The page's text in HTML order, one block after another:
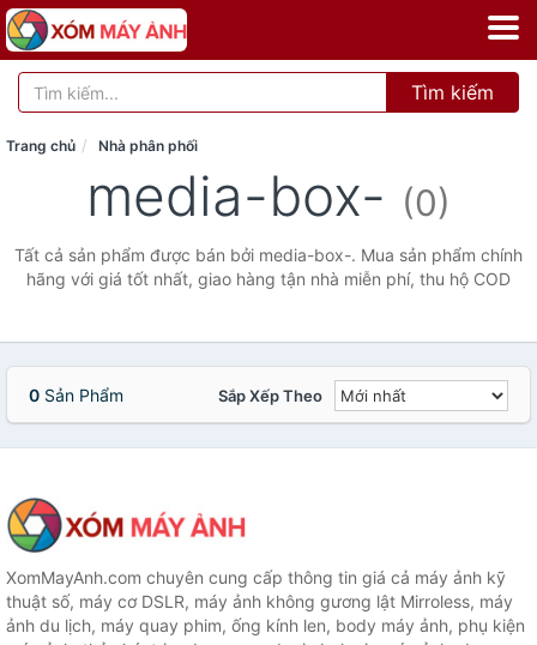
Tìm kiếm
Trang chủ Nhà phân phối
media-box- (0)
Tất cả sản phẩm được bán bởi media-box-. Mua sản phẩm chính
hãng với giá tốt nhất, giao hàng tận nhà miễn phí, thu hộ COD
0 Sản Phẩm Sắp Xếp Theo
XomMayAnh.com chuyên cung cấp thông tin giá cả máy ảnh kỹ
thuật số, máy cơ DSLR, máy ảnh không gương lật Mirroless, máy
ảnh du lịch, máy quay phim, ống kính len, body máy ảnh, phụ kiện